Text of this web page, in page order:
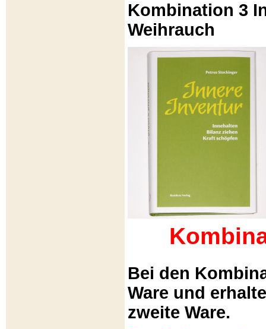
Kombination 3
Weihrauch
Bei den
Ware und
zweite Ware.